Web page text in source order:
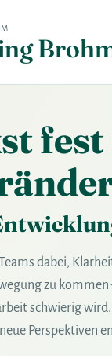
dabei,
zu
schwierig
Perspektiven